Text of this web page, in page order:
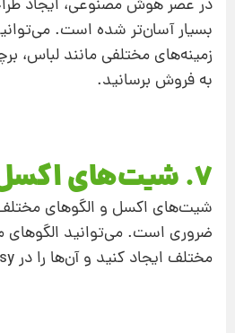
در عصر هوش مصنوعی، ایجاد
بسیار آسان‌تر شده است.
زمینه‌های مختلفی مانند لباس،
به فروش برسانید.
7. شیت‌های اکسل و الگوها
شیت‌های اکسل و الگوهای مختلف
ضروری است. می‌توانید الگوهای
مختلف ایجاد کنید و آن‌ها را در Etsy به فروش برسانید.